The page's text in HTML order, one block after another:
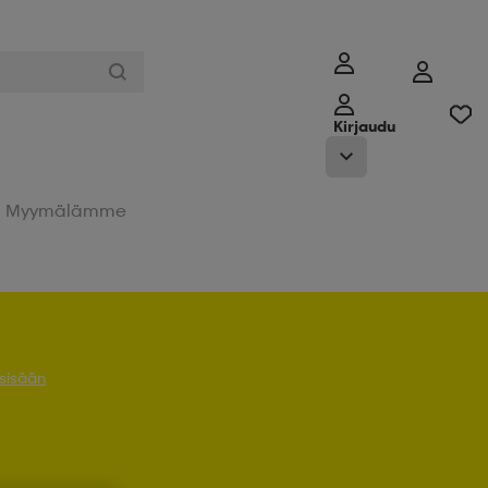
Kirjaudu
Myymälämme